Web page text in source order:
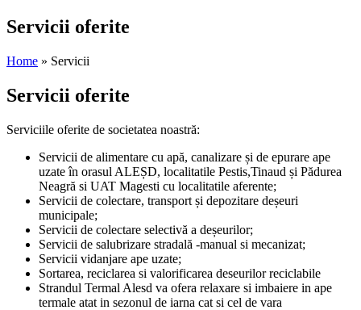
Servicii oferite
Home » Servicii
Servicii oferite
Serviciile oferite de societatea noastră:
Servicii de alimentare cu apă, canalizare și de epurare ape
uzate în orasul ALEȘD, localitatile Pestis,Tinaud și Pădurea
Neagră si UAT Magesti cu localitatile aferente;
Servicii de colectare, transport și depozitare deșeuri
municipale;
Servicii de colectare selectivă a deșeurilor;
Servicii de salubrizare stradală -manual si mecanizat;
Servicii vidanjare ape uzate;
Sortarea, reciclarea si valorificarea deseurilor reciclabile
Strandul Termal Alesd va ofera relaxare si imbaiere in ape
termale atat in sezonul de iarna cat si cel de vara